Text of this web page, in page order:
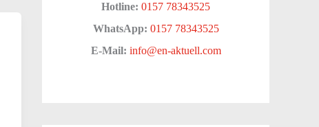
Hotline: 0157 78343525
WhatsApp: 0157 78343525
E-Mail: info@en-aktuell.com